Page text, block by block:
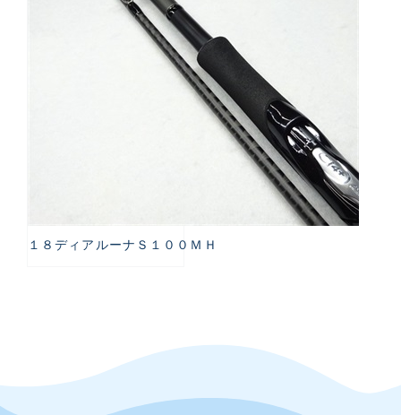
１８ディアルーナＳ１００ＭＨ